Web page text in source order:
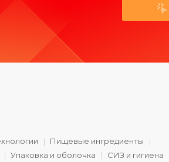
Пищевые ингредиенты
Упаковка и оболочка СИЗ и гигиена